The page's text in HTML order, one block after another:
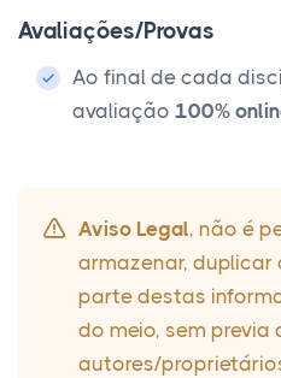
Avaliações/Provas
Ao final de cada
avaliação 100%
Aviso Legal, não é
armazenar,
parte destas
do meio, sem
autores/